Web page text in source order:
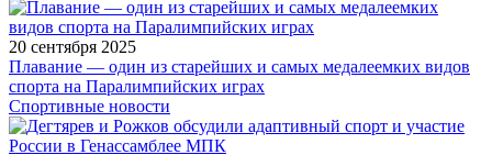
20 сентября 2025
Плавание — один из старейших и самых медалеемких видов
спорта на Паралимпийских играх
Спортивные новости